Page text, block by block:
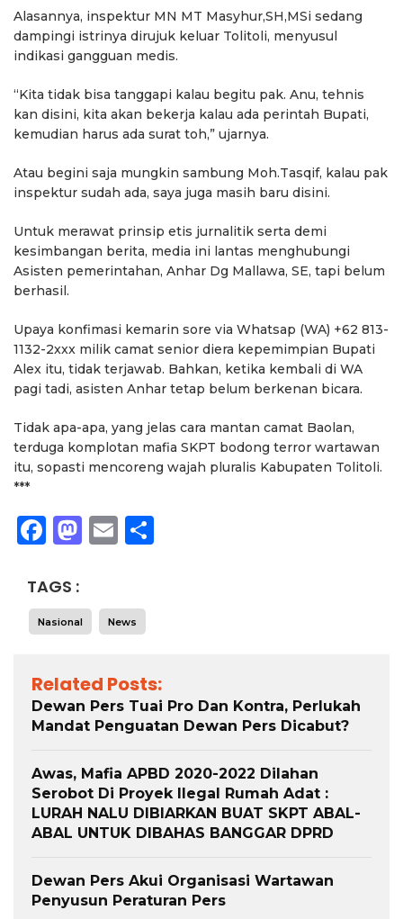
Alasannya, inspektur MN MT Masyhur,SH,MSi sedang
dampingi istrinya dirujuk keluar Tolitoli, menyusul
indikasi gangguan medis.
“Kita tidak bisa tanggapi kalau begitu pak. Anu, tehnis
kan disini, kita akan bekerja kalau ada perintah Bupati,
kemudian harus ada surat toh,” ujarnya.
Atau begini saja mungkin sambung Moh.Tasqif, kalau pak
inspektur sudah ada, saya juga masih baru disini.
Untuk merawat prinsip etis jurnalitik serta demi
kesimbangan berita, media ini lantas menghubungi
Asisten pemerintahan, Anhar Dg Mallawa, SE, tapi belum
berhasil.
Upaya konfimasi kemarin sore via Whatsap (WA) +62 813-
1132-2xxx milik camat senior diera kepemimpian Bupati
Alex itu, tidak terjawab. Bahkan, ketika kembali di WA
pagi tadi, asisten Anhar tetap belum berkenan bicara.
Tidak apa-apa, yang jelas cara mantan camat Baolan,
terduga komplotan mafia SKPT bodong terror wartawan
itu, sopasti mencoreng wajah pluralis Kabupaten Tolitoli.
***
Facebook
Mastodon
Email
TAGS :
Nasional News
Related Posts:
Dewan Pers Tuai Pro Dan Kontra, Perlukah
Mandat Penguatan Dewan Pers Dicabut?
Awas, Mafia APBD 2020-2022 Dilahan
Serobot Di Proyek Ilegal Rumah Adat : ​​
LURAH NALU DIBIARKAN BUAT SKPT ABAL-
ABAL UNTUK DIBAHAS BANGGAR DPRD
Dewan Pers Akui Organisasi Wartawan
Penyusun Peraturan Pers